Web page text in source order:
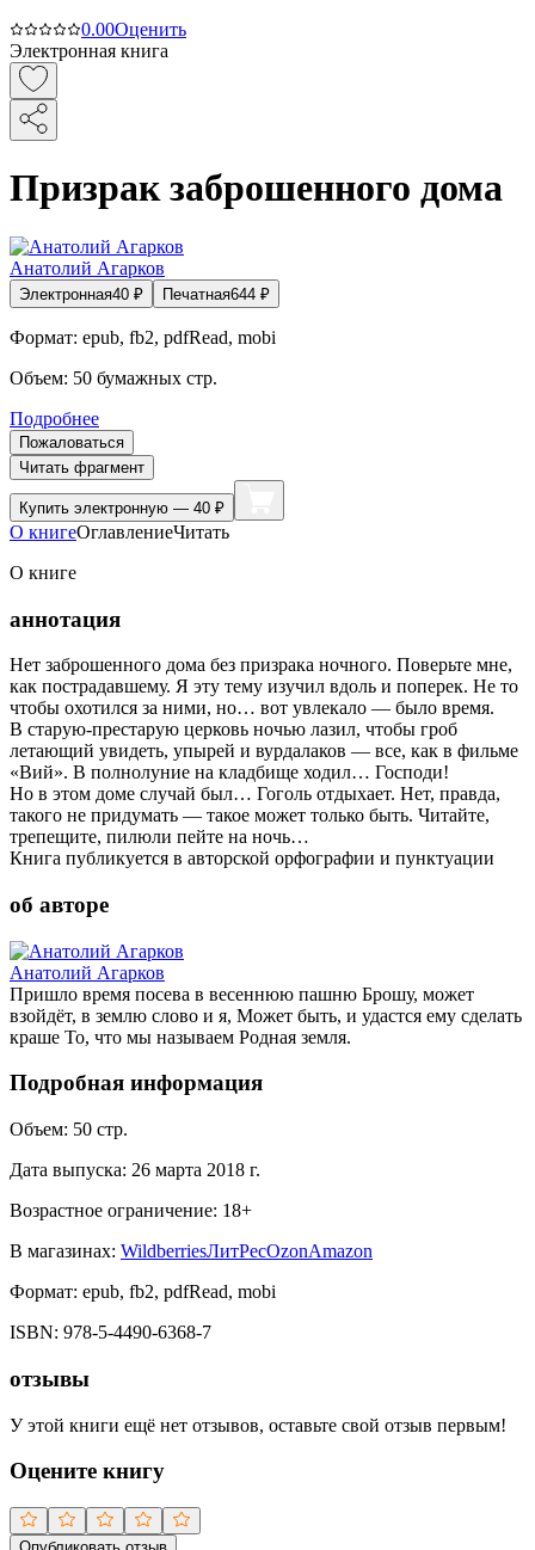
0.00Оценить
Электронная книга
Призрак заброшенного дома
Анатолий Агарков
Электронная40 ₽ Печатная644 ₽
Формат: epub, fb2, pdfRead, mobi
Объем: 50 бумажных стр.
Подробнее
Пожаловаться
Читать фрагмент
Купить электронную — 40 ₽
О книгеОглавлениеЧитать
О книге
аннотация
Нет заброшенного дома без призрака ночного. Поверьте мне,
как пострадавшему. Я эту тему изучил вдоль и поперек. Не то
чтобы охотился за ними, но… вот увлекало — было время.
В старую-престарую церковь ночью лазил, чтобы гроб
летающий увидеть, упырей и вурдалаков — все, как в фильме
«Вий». В полнолуние на кладбище ходил… Господи!
Но в этом доме случай был… Гоголь отдыхает. Нет, правда,
такого не придумать — такое может только быть. Читайте,
трепещите, пилюли пейте на ночь…
Книга публикуется в авторской орфографии и пунктуации
об авторе
Анатолий Агарков
Пришло время посева в весеннюю пашню Брошу, может
взойдёт, в землю слово и я, Может быть, и удастся ему сделать
краше То, что мы называем Родная земля.
Подробная информация
Объем: 50 стр.
Дата выпуска: 26 марта 2018 г.
Возрастное ограничение: 18+
В магазинах: WildberriesЛитРесOzonAmazon
Формат: epub, fb2, pdfRead, mobi
ISBN: 978-5-4490-6368-7
отзывы
У этой книги ещё нет отзывов, оставьте свой отзыв первым!
Оцените книгу